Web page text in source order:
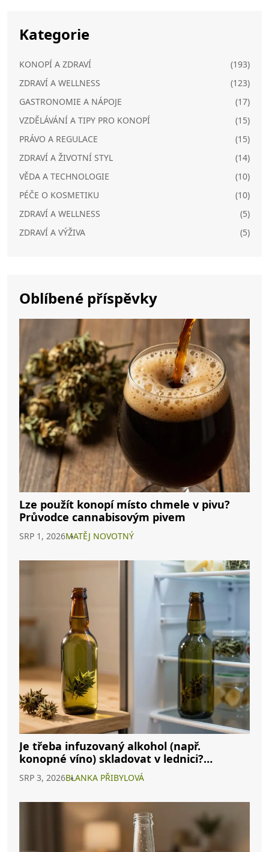
Kategorie
KONOPÍ A ZDRAVÍ
(193)
ZDRAVÍ A WELLNESS
(123)
GASTRONOMIE A NÁPOJE
(17)
VZDĚLÁVÁNÍ A TIPY PRO KONOPÍ
(15)
PRÁVO A REGULACE
(15)
ZDRAVÍ A ŽIVOTNÍ STYL
(14)
VĚDA A TECHNOLOGIE
(10)
PÉČE O KOSMETIKU
(10)
ZDRAVÍ A WELLNESS
(5)
ZDRAVÍ A VÝŽIVA
(5)
Oblíbené příspěvky
Lze použít konopí místo chmele v pivu?
Průvodce cannabisovým pivem
SRP 1, 2026MATĚJ NOVOTNÝ
Je třeba infuzovaný alkohol (např.
konopné víno) skladovat v lednici?
Kompletní průvodce
SRP 3, 2026BLANKA PŘIBYLOVÁ